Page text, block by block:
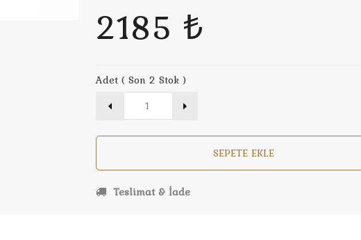
2185 ₺
Adet ( Son 2 Stok )
SEPETE EKLE
Teslimat & İade